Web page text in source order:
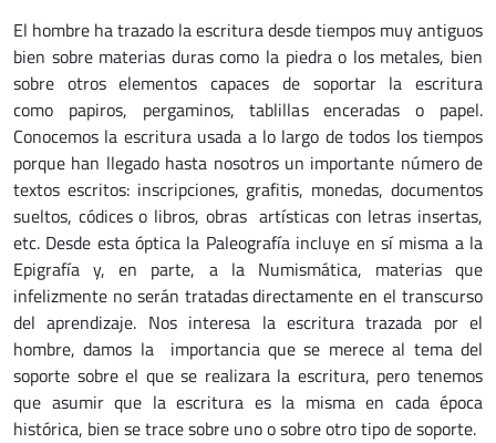
El hombre ha trazado la escritura desde tiempos muy antiguos
bien sobre materias duras como la piedra o los metales, bien
sobre otros elementos capaces de soportar la escritura
como papiros, pergaminos, tablillas enceradas o papel.
Conocemos la escritura usada a lo largo de todos los tiempos
porque han llegado hasta nosotros un importante número de
textos escritos: inscripciones, grafitis, monedas, documentos
sueltos, códices o libros, obras artísticas con letras insertas,
etc. Desde esta óptica la Paleografía incluye en sí misma a la
Epigrafía y, en parte, a la Numismática, materias que
infelizmente no serán tratadas directamente en el transcurso
del aprendizaje. Nos interesa la escritura trazada por el
hombre, damos la importancia que se merece al tema del
soporte sobre el que se realizara la escritura, pero tenemos
que asumir que la escritura es la misma en cada época
histórica, bien se trace sobre uno o sobre otro tipo de soporte.